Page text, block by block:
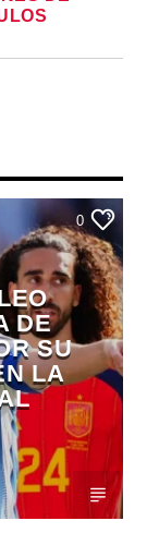
0
DE
SU
LA